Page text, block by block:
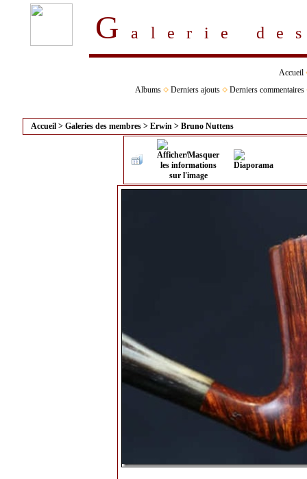
Galerie
Accueil
Albums
Derniers ajouts Derniers commentaires
Accueil > Galeries des membres > Erwin > Bruno Nuttens